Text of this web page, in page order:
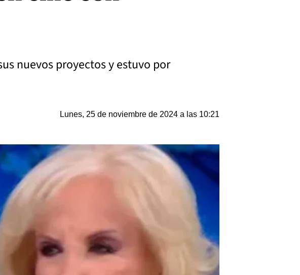
nuevos proyectos y estuvo por
Lunes, 25 de noviembre de 2024 a las 10:21